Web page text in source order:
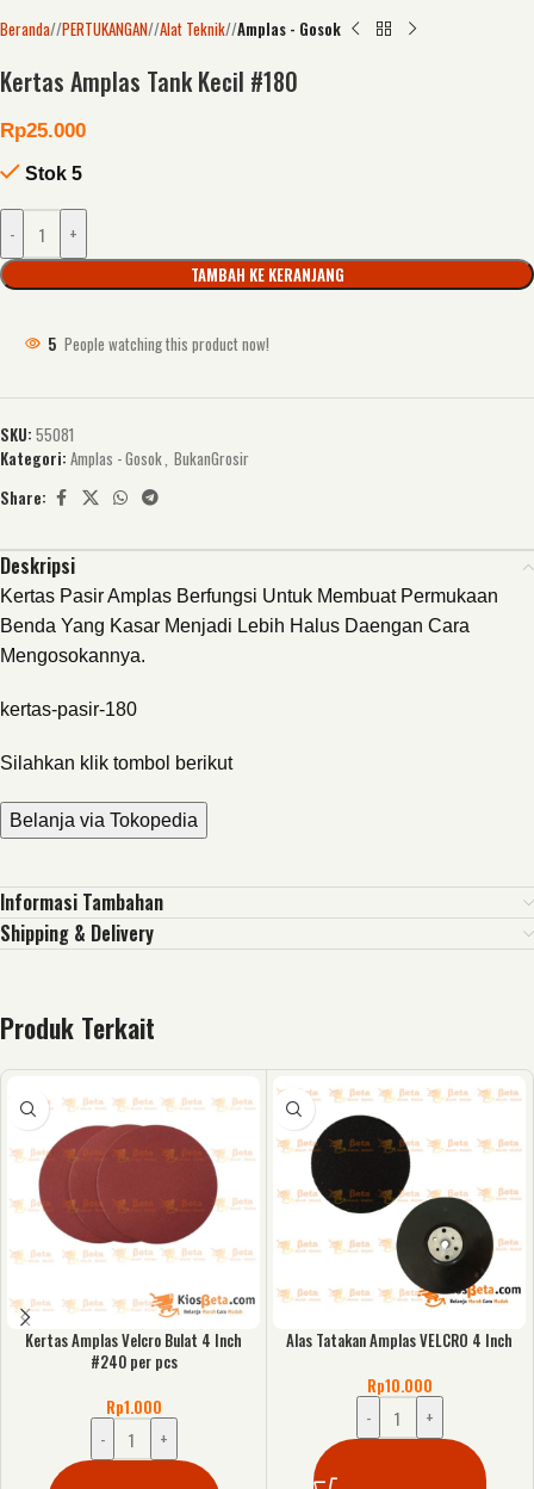
Beranda/ PERTUKANGAN/ Alat Teknik/ Amplas - Gosok
Kertas Amplas Tank Kecil #180
Rp25.000
Stok 5
-
+
TAMBAH KE KERANJANG
5 People watching this product now!
SKU: 55081
Kategori: Amplas - Gosok, BukanGrosir
Share:
Deskripsi
Kertas Pasir Amplas Berfungsi Untuk Membuat Permukaan
Benda Yang Kasar Menjadi Lebih Halus Daengan Cara
Mengosokannya.
kertas-pasir-180
Silahkan klik tombol berikut
Belanja via Tokopedia
Informasi Tambahan
Shipping & Delivery
Produk Terkait
Kertas Amplas Velcro Bulat 4 Inch
#240 per pcs
Rp1.000
-
+
Alas Tatakan Amplas VELCRO 4 Inch
Rp10.000
-
+